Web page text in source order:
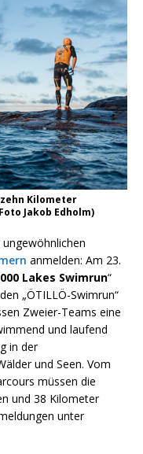
Kilometer
Jakob Edholm)
anmelden: Am 23.
Lakes Swimrun“
„ÖTILLÖ-Swimrun“
Zweier-Teams eine
und laufend
in der
und Seen. Vom
müssen die
und 38 Kilometer
unter